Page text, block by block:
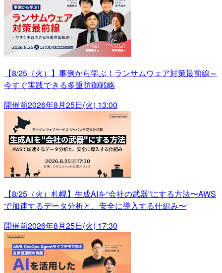
【8/25（火）】事例から学ぶ！ランサムウェア対策最前線～
今すぐ実践できる多重防御戦略
開催前2026年8月25日(火) 13:00
【8/25（火）札幌】生成AIを“会社の武器”にする方法〜AWS
で加速するデータ分析と、安全に導入する仕組み〜
開催前2026年8月25日(火) 17:30